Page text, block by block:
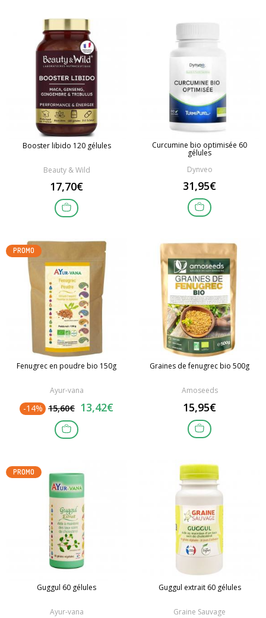
Booster libido 120 gélules
Beauty & Wild
17,70€
Curcumine bio optimisée 60
gélules
Dynveo
31,95€
PROMO
Fenugrec en poudre bio 150g
Ayur-vana
-14% 15,60€ 13,42€
Graines de fenugrec bio 500g
Amoseeds
15,95€
PROMO
Guggul 60 gélules
Ayur-vana
Guggul extrait 60 gélules
Graine Sauvage